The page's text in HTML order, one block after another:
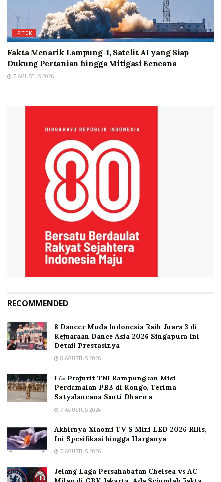
IPTEK
Fakta Menarik Lampung-1, Satelit AI yang Siap
Dukung Pertanian hingga Mitigasi Bencana
7 AGUSTUS 2026
RECOMMENDED
8 Dancer Muda Indonesia Raih Juara 3 di
Kejuaraan Dance Asia 2026 Singapura Ini
Detail Prestasinya
8 AGUSTUS 2026
175 Prajurit TNI Rampungkan Misi
Perdamaian PBB di Kongo, Terima
Satyalancana Santi Dharma
7 AGUSTUS 2026
Akhirnya Xiaomi TV S Mini LED 2026 Rilis,
Ini Spesifikasi hingga Harganya
7 AGUSTUS 2026
Jelang Laga Persahabatan Chelsea vs AC